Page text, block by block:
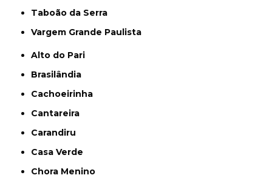
Taboão da Serra
Vargem Grande Paulista
Alto do Pari
Brasilândia
Cachoeirinha
Cantareira
Carandiru
Casa Verde
Chora Menino